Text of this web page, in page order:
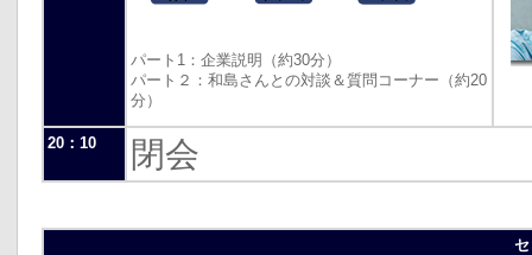
パート1：企業説明（約30分）
パート２：和島さんとの対談＆質問コーナー（約20
分）
20：10 閉会